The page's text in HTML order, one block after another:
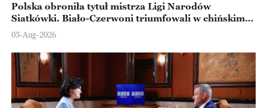
Polska obroniła tytuł mistrza Ligi Narodów
Siatkówki. Biało-Czerwoni triumfowali w chińskim
Ningbo
03-Aug-2026